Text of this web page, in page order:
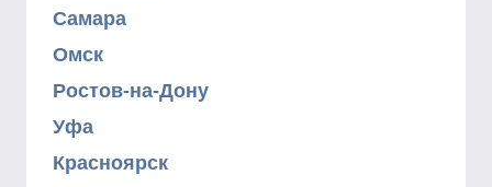
Самара
Омск
Ростов-на-Дону
Уфа
Красноярск